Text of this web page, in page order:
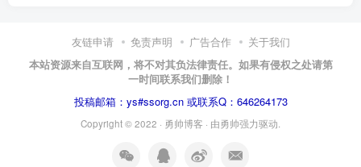
友链申请 免责声明 广告合作
关于我们
本站资源来自互联网，将不对其负法律责任。如果有侵权之处请第
一时间联系我们删除！
投稿邮箱：ys#ssorg.cn 或联系Q：646264173
Copyright © 2022 · 勇帅博客 · 由勇帅强力驱动.